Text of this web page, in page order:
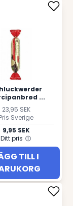
...
23,95 SEK
Pris Sverige
9,95 SEK
Ditt pris
TILL I